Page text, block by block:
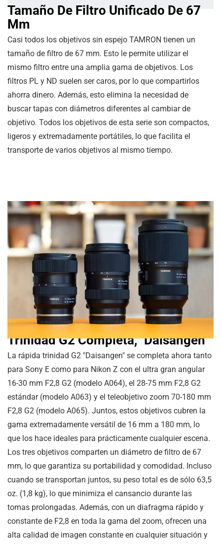
Tamaño De Filtro Unificado De 67
Mm
Casi todos los objetivos sin espejo TAMRON tienen un
tamaño de filtro de 67 mm. Esto le permite utilizar el
mismo filtro entre una amplia gama de objetivos. Los
filtros PL y ND suelen ser caros, por lo que compartirlos
ahorra dinero. Además, esto elimina la necesidad de
buscar tapas con diámetros diferentes al cambiar de
objetivo. Todos los objetivos de esta serie son compactos,
ligeros y extremadamente portátiles, lo que facilita el
transporte de varios objetivos al mismo tiempo.
Trinidad G2 Completa, "Daisangen"
La rápida trinidad G2 "Daisangen" se completa ahora tanto
para Sony E como para Nikon Z con el ultra gran angular
16-30 mm F2,8 G2 (modelo A064), el 28-75 mm F2,8 G2
estándar (modelo A063) y el teleobjetivo zoom 70-180 mm
F2,8 G2 (modelo A065). Juntos, estos objetivos cubren la
gama extremadamente versátil de 16 mm a 180 mm, lo
que los hace ideales para prácticamente cualquier escena.
Los tres objetivos comparten un diámetro de filtro de 67
mm, lo que garantiza su portabilidad y comodidad. Incluso
cuando se transportan juntos, su peso total es de sólo 63,5
oz. (1,8 kg), lo que minimiza el cansancio durante las
tomas prolongadas. Además, con un diafragma rápido y
constante de F2,8 en toda la gama del zoom, ofrecen una
alta calidad de imagen constante en cualquier situación y